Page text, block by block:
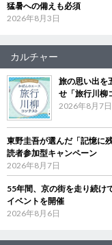
猛暑への備えも必須
2026年8月3日
カルチャー
旅の思い出を
せ「旅行川柳
2026年8月7日
東野圭吾が選んだ「記憶に
読者参加型キャンペーン
2026年8月7日
55年間、京の街を走り続
イベントを開催
2026年8月6日